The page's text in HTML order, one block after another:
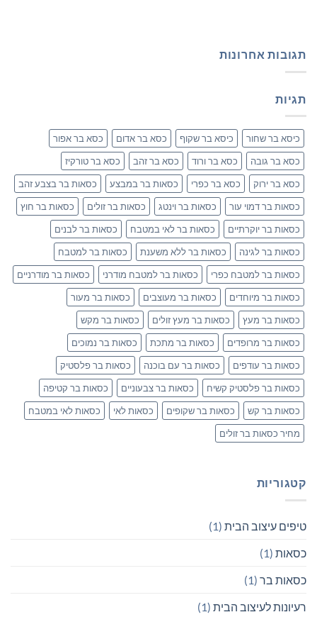
תגובות אחרונות
תגיות
כיסא בר שחור כיסא בר שקוף כסא בר אדום
כסא בר אפור
כסא בר גובה
כסא בר ורוד כסא בר זהב
כסא בר טורקיז
כסא בר ירוק
כסא בר כפרי כסאות בר במבצע
כסאות בר בצבע זהב
כסאות בר דמוי עור
כסאות בר וינטג כסאות בר זולים
כסאות בר חוץ
כסאות בר יוקרתיים
כסאות בר לאי במטבח
כסאות בר לבנים
כסאות בר לגינה
כסאות בר ללא משענת
כסאות בר למטבח
כסאות בר למטבח כפרי
כסאות בר למטבח מודרני
כסאות בר מודרניים
כסאות בר מיוחדים
כסאות בר מעוצבים
כסאות בר מעור
כסאות בר מעץ
כסאות בר מעץ זולים
כסאות בר מקש
כסאות בר מרופדים
כסאות בר מתכת
כסאות בר נמוכים
כסאות בר עודפים
כסאות בר עם בוכנה
כסאות בר פלסטיק
כסאות בר פלסטיק קשיח
כסאות בר צבעוניים
כסאות בר קטיפה
כסאות בר קש
כסאות בר שקופים כסאות לאי
כסאות לאי במטבח
מחיר כסאות בר זולים
קטגוריות
טיפים עיצוב הבית (1)
כסאות (1)
כסאות בר (1)
רעיונות לעיצוב הבית (1)